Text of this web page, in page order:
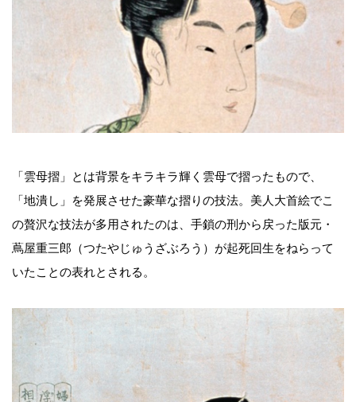
「雲母摺」とは背景をキラキラ輝く雲母で摺ったもので、
「地潰し」を発展させた豪華な摺りの技法。美人大首絵でこ
の贅沢な技法が多用されたのは、手鎖の刑から戻った版元・
蔦屋重三郎（つたやじゅうざぶろう）が起死回生をねらって
いたことの表れとされる。